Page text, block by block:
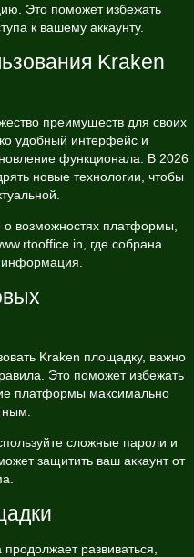
Это поможет избежать
к вашему аккаунту.
Kraken
преимуществ для своих
удобный интерфейс и
функционала. В 2026
новые технологии, чтобы
о возможностях платформы,
, где собрана
Kraken площадку, важно
Это поможет избежать
платформы максимально
сложные пароли и
защитить ваш аккаунт от
развиваться,